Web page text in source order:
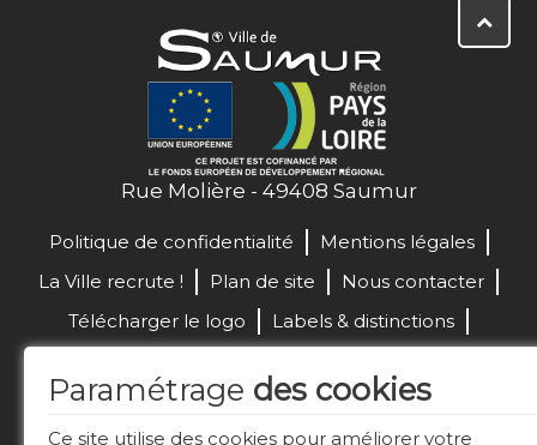
Paramétrage des cookies
Ce site utilise des cookies pour améliorer votre
Rue Molière - 49408 Saumur
Politique de confidentialité
Mentions légales
La Ville recrute !
Plan de site
Nous contacter
Télécharger le logo
Labels & distinctions
Réalisation de site :